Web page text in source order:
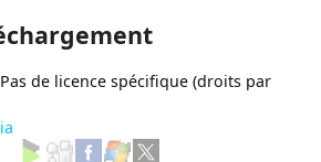
de licence spécifique (droits par